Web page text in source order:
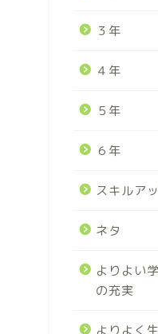
３年
４年
５年
６年
スキルア
ネタ
よりよい
の充実
よりよく